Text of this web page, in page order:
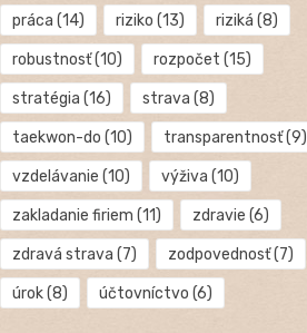
práca (14) riziko (13) riziká (8)
robustnosť(10) rozpočet (15)
stratégia (16) strava (8)
taekwon-do (10) transparentnosť(9)
vzdelávanie (10) výživa (10)
zakladanie firiem (11) zdravie (6)
zdravá strava (7) zodpovednosť(7)
úrok(8) účtovníctvo (6)